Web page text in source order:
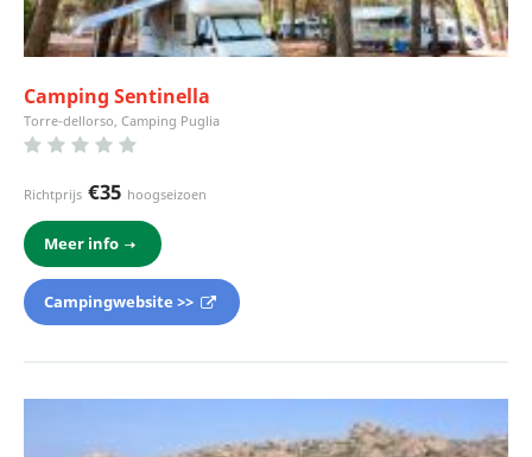
Camping Sentinella
Torre-dellorso, Camping Puglia
Richtprijs €35 hoogseizoen
Meer info
Campingwebsite >>